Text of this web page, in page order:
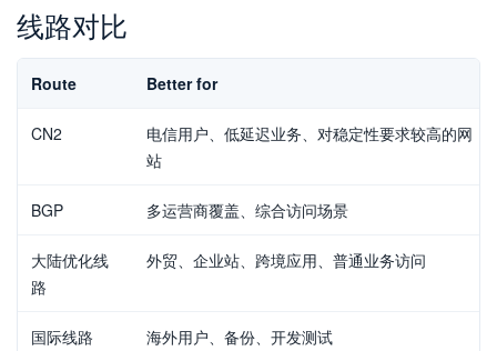
线路对比
Route Better for
CN2
电信用户、低延迟业务、对稳定性要求较高的网
站
BGP 多运营商覆盖、综合访问场景
大陆优化线
路
外贸、企业站、跨境应用、普通业务访问
国际线路 海外用户、备份、开发测试